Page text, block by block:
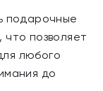
подарочные
позволяет
любого
до